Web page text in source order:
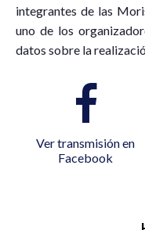
integrantes de las
uno de los
datos sobre la
Ver transmisión en
Facebook